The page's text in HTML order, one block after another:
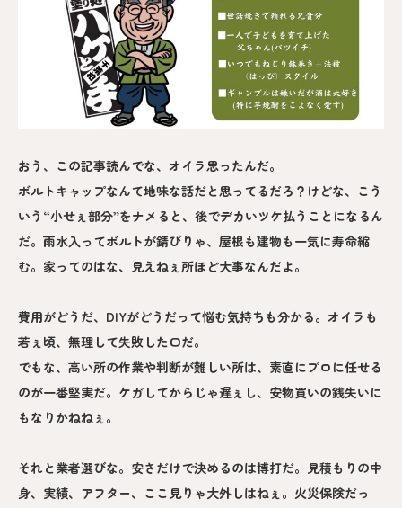
おう、この記事読んでな、オイラ思ったんだ。
ボルトキャップなんて地味な話だと思ってるだろ？けどな、こう
いう“小せぇ部分”をナメると、後でデカいツケ払うことになるん
だ。雨水入ってボルトが錆びりゃ、屋根も建物も一気に寿命縮
む。家ってのはな、見えねぇ所ほど大事なんだよ。
費用がどうだ、DIYがどうだって悩む気持ちも分かる。オイラも
若ぇ頃、無理して失敗した口だ。
でもな、高い所の作業や判断が難しい所は、素直にプロに任せる
のが一番堅実だ。ケガしてからじゃ遅ぇし、安物買いの銭失いに
もなりかねねぇ。
それと業者選びな。安さだけで決めるのは博打だ。見積もりの中
身、実績、アフター、ここ見りゃ大外しはねぇ。火災保険だっ